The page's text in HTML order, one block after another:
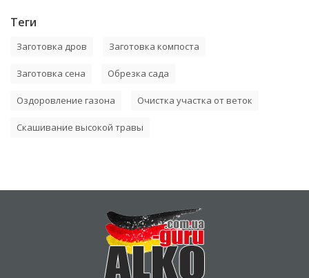
Теги
Заготовка дров Заготовка компоста
Заготовка сена Обрезка сада
Оздоровление газона Очистка участка от веток
Скашивание высокой травы